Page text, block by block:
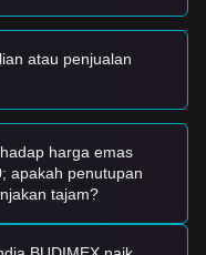
yang lebih
ke area support
tren.
atau penjualan
harga emas
apakah penutupan
tajam?